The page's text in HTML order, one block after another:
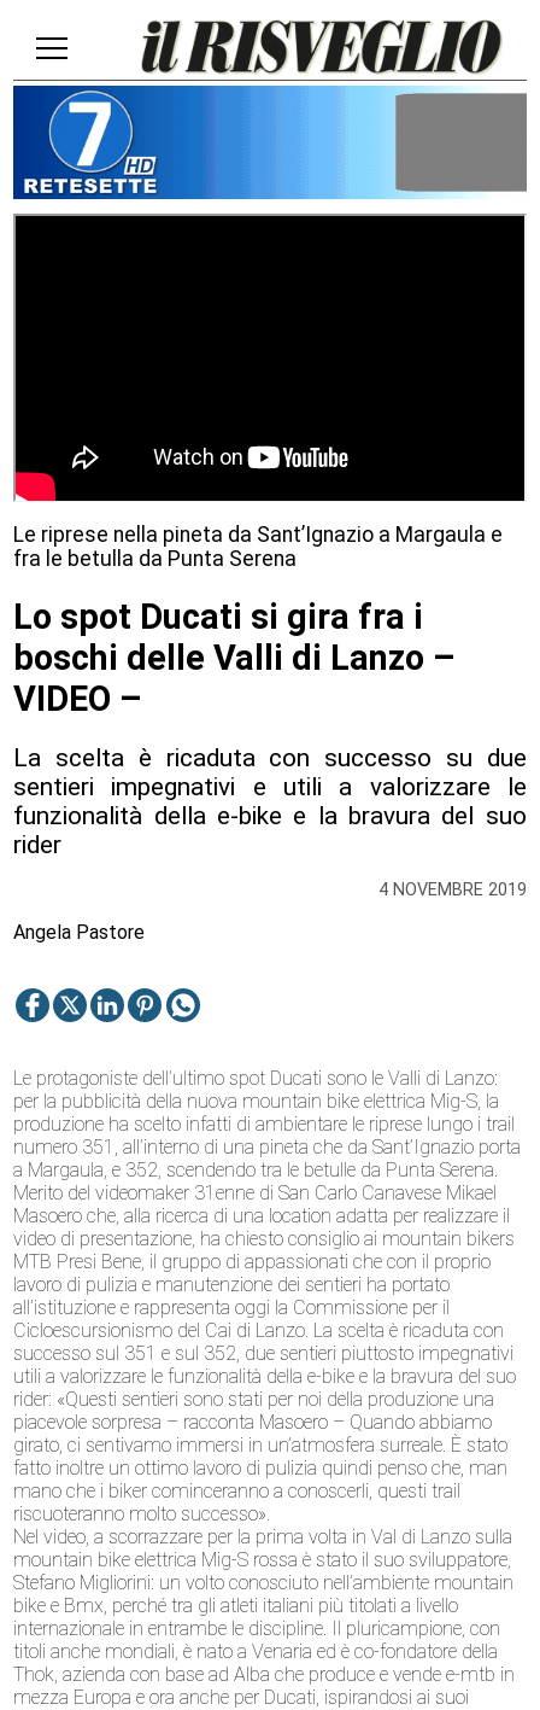
4 NOVEMBRE 2019
Le riprese nella pineta da Sant’Ignazio a Margaula e
fra le betulla da Punta Serena
Lo spot Ducati si gira fra i
boschi delle Valli di Lanzo –
VIDEO –
La scelta è ricaduta con successo su due
sentieri impegnativi e utili a valorizzare le
funzionalità della e-bike e la bravura del suo
rider
Angela Pastore
Le protagoniste dell’ultimo spot Ducati sono le Valli di Lanzo:
per la pubblicità della nuova mountain bike elettrica Mig-S, la
produzione ha scelto infatti di ambientare le riprese lungo i trail
numero 351, all’interno di una pineta che da Sant’Ignazio porta
a Margaula, e 352, scendendo tra le betulle da Punta Serena.
Merito del videomaker 31enne di San Carlo Canavese Mikael
Masoero che, alla ricerca di una location adatta per realizzare il
video di presentazione, ha chiesto consiglio ai mountain bikers
MTB Presi Bene, il gruppo di appassionati che con il proprio
lavoro di pulizia e manutenzione dei sentieri ha portato
all’istituzione e rappresenta oggi la Commissione per il
Cicloescursionismo del Cai di Lanzo. La scelta è ricaduta con
successo sul 351 e sul 352, due sentieri piuttosto impegnativi
utili a valorizzare le funzionalità della e-bike e la bravura del suo
rider: «Questi sentieri sono stati per noi della produzione una
piacevole sorpresa – racconta Masoero – Quando abbiamo
girato, ci sentivamo immersi in un’atmosfera surreale. È stato
fatto inoltre un ottimo lavoro di pulizia quindi penso che, man
mano che i biker cominceranno a conoscerli, questi trail
riscuoteranno molto successo».
Nel video, a scorrazzare per la prima volta in Val di Lanzo sulla
mountain bike elettrica Mig-S rossa è stato il suo sviluppatore,
Stefano Migliorini: un volto conosciuto nell’ambiente mountain
bike e Bmx, perché tra gli atleti italiani più titolati a livello
internazionale in entrambe le discipline. Il pluricampione, con
titoli anche mondiali, è nato a Venaria ed è co-fondatore della
Thok, azienda con base ad Alba che produce e vende e-mtb in
mezza Europa e ora anche per Ducati, ispirandosi ai suoi